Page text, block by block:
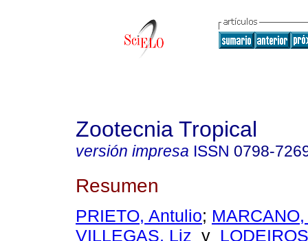
Zootecnia Tropical
versión impresa ISSN 0798-
Resumen
PRIETO, Antulio;
VILLEGAS, Liz y